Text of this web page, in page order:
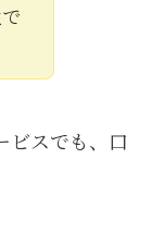
ビスでも、口